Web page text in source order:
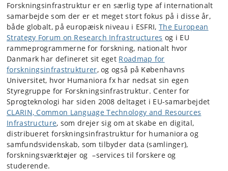
Forskningsinfrastruktur er en særlig type af internationalt
samarbejde som der er et meget stort fokus på i disse år,
både globalt, på europæisk niveau i ESFRI, The European
Strategy Forum on Research Infrastructures og i EU
rammeprogrammerne for forskning, nationalt hvor
Danmark har defineret sit eget Roadmap for
forskningsinfrastrukturer, og også på Københavns
Universitet, hvor Humaniora fx har nedsat sin egen
Styregruppe for Forskningsinfrastruktur. Center for
Sprogteknologi har siden 2008 deltaget i EU-samarbejdet
CLARIN, Common Language Technology and Resources
Infrastructure, som drejer sig om at skabe en digital,
distribueret forskningsinfrastruktur for humaniora og
samfundsvidenskab, som tilbyder data (samlinger),
forskningsværktøjer og –services til forskere og
studerende.